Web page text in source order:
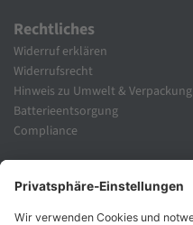
Rechtliches
Widerruf erklären
Widerrufsrecht
Hinweis zu Umwelt & Verpackung
Batterieentsorgung
Compliance
Unternehmen